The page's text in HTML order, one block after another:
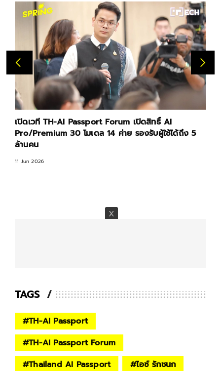
เปิดเวที TH-AI Passport Forum เปิดสิทธิ์ AI
Pro/Premium 30 โมเดล 14 ค่าย รองรับผู้ใช้ได้ถึง 5
ล้านคน
11 Jun 2026
TAGS
#TH-AI Passport
#TH-AI Passport Forum
#Thailand AI Passport #ไอซ์ รักชนก